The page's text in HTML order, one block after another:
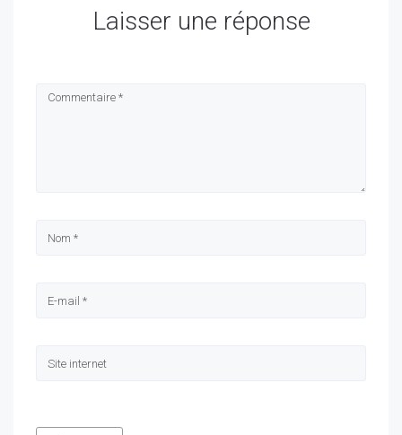
Laisser une réponse